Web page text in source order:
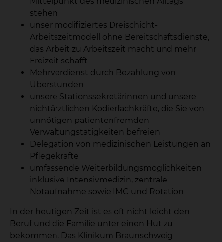
stehen
unser modifiziertes Dreischicht-
Arbeitszeitmodell ohne Bereitschaftsdienste,
das Arbeit zu Arbeitszeit macht und mehr
Freizeit schafft
Mehrverdienst durch Bezahlung von
Überstunden
unsere Stationssekretärinnen und unsere
nichtärztlichen Kodierfachkräfte, die Sie von
unnötigen patientenfremden
Verwaltungstätigkeiten befreien
Delegation von medizinischen Leistungen an
Pflegekräfte
umfassende Weiterbildungsmöglichkeiten
inklusive Intensivmedizin, zentrale
Notaufnahme sowie IMC und Rotation
In der heutigen Zeit ist es oft nicht leicht den
Beruf und die Familie unter einen Hut zu
bekommen. Das Klinikum Braunschweig